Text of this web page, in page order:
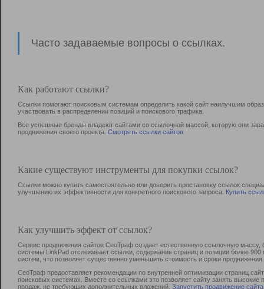
Часто задаваемые вопросы о ссылках.
Как работают ссылки?
Ссылки помогают поисковым системам определить какой сайт наилучшим
участвовать в раcпределении позиций и поискового трафика.
Все успешные бренды владеют сайтами со ссылочной массой, которую они
продвижения своего проекта. Смотреть ссылки сайтов
Какие существуют инструменты для покупки ссылок?
Ссылки можно купить самостоятельно или доверить простановку ссылок
улучшению их эффективности для конкретного поискового запроса. Купить
Как улучшить эффект от ссылок?
Сервис продвижения сайтов СеоТраф создает естественную ссылочную
системы LinkPad отслеживает ссылки, содержание страниц и позиции более
систем, что позволяет существенно уменьшить стоимость и сроки продвижения.
СеоТраф предоставляет рекомендации по внутренней оптимизации страниц
поисковых системах. Вместе со ссылками это позволяет сайту занять
продаж, не требующих дополнительных вложений. Запустить продвижение сайта